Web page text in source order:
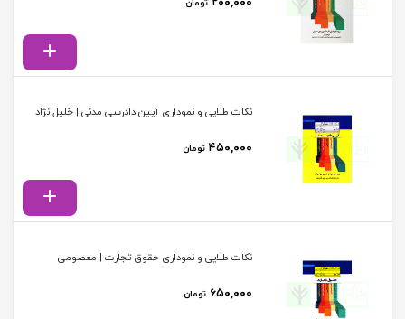
تومان
نکات طلایی و نموداری آیین دادرسی مدنی | خلیل نژاد
۴۵۰,۰۰۰ تومان
نکات طلایی و نموداری حقوق تجارت | معصومی
۶۵۰,۰۰۰ تومان